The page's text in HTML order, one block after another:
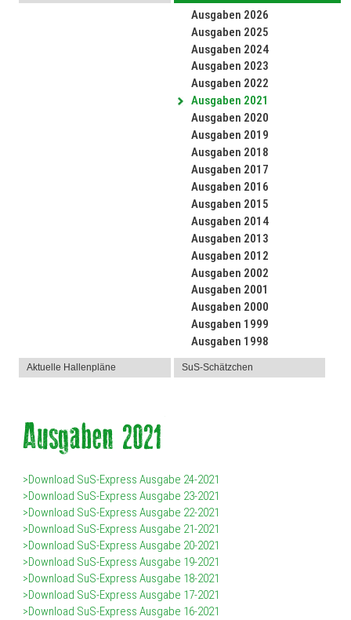
Ausgaben 2026
Ausgaben 2025
Ausgaben 2024
Ausgaben 2023
Ausgaben 2022
Ausgaben 2021
Ausgaben 2020
Ausgaben 2019
Ausgaben 2018
Ausgaben 2017
Ausgaben 2016
Ausgaben 2015
Ausgaben 2014
Ausgaben 2013
Ausgaben 2012
Ausgaben 2002
Ausgaben 2001
Ausgaben 2000
Ausgaben 1999
Ausgaben 1998
Aktuelle Hallenpläne SuS-Schätzchen
>Download SuS-Express Ausgabe 24-2021
>Download SuS-Express Ausgabe 23-2021
>Download SuS-Express Ausgabe 22-2021
>Download SuS-Express Ausgabe 21-2021
>Download SuS-Express Ausgabe 20-2021
>Download SuS-Express Ausgabe 19-2021
>Download SuS-Express Ausgabe 18-2021
>Download SuS-Express Ausgabe 17-2021
>Download SuS-Express Ausgabe 16-2021